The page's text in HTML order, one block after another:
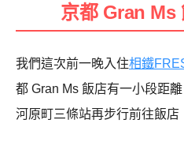
京都 Gran Ms
我們這次前一晚入住相鐵
都 Gran Ms 飯店有一小段距
河原町三條站再步行前往飯店